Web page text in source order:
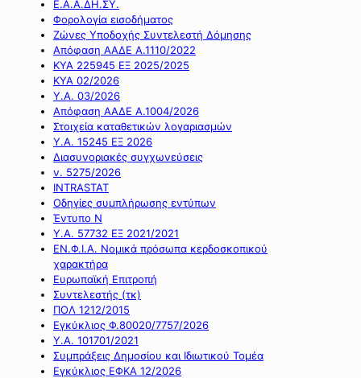
Ε.Α.Α.ΔΗ.ΣΥ.
Φορολογία εισοδήματος
Ζώνες Υποδοχής Συντελεστή Δόμησης
Απόφαση ΑΑΔΕ Α.1110/2022
ΚΥΑ 225945 ΕΞ 2025/2025
ΚΥΑ 02/2026
Υ.Α. 03/2026
Απόφαση ΑΑΔΕ Α.1004/2026
Στοιχεία καταθετικών λογαριασμών
Υ.Α. 15245 ΕΞ 2026
Διασυνοριακές συγχωνεύσεις
ν. 5275/2026
INTRASTAT
Οδηγίες συμπλήρωσης εντύπων
Έντυπο Ν
Υ.Α. 57732 ΕΞ 2021/2021
ΕΝ.Φ.Ι.Α. Νομικά πρόσωπα κερδοσκοπικού
χαρακτήρα
Ευρωπαϊκή Επιτροπή
Συντελεστής (τκ)
ΠΟΛ 1212/2015
Εγκύκλιος Φ.80020/7757/2026
Υ.Α. 101701/2021
Συμπράξεις Δημοσίου και Ιδιωτικού Τομέα
Εγκύκλιος ΕΦΚΑ 12/2026